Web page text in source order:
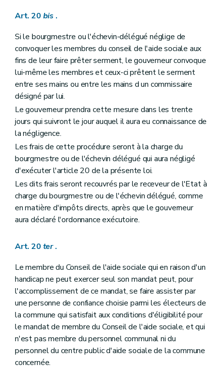
Art. 20 bis .
Si le bourgmestre ou l'échevin-délégué néglige de
convoquer les membres du conseil de l'aide sociale aux
fins de leur faire prêter serment, le gouverneur convoque
lui-même les membres et ceux-ci prêtent le serment
entre ses mains ou entre les mains d un commissaire
désigné par lui.
Le gouverneur prendra cette mesure dans les trente
jours qui suivront le jour auquel il aura eu connaissance de
la négligence.
Les frais de cette procédure seront à la charge du
bourgmestre ou de l'échevin délégué qui aura négligé
d'exécuter l'article 20 de la présente loi.
Les dits frais seront recouvrés par le receveur de l'Etat à
charge du bourgmestre ou de l'échevin délégué, comme
en matière d'impôts directs, après que le gouverneur
aura déclaré l'ordonnance exécutoire.
Art. 20 ter.
Le membre du Conseil de l'aide sociale qui en raison d'un
handicap ne peut exercer seul son mandat peut, pour
l'accomplissement de ce mandat, se faire assister par
une personne de confiance choisie parmi les électeurs de
la commune qui satisfait aux conditions d'éligibilité pour
le mandat de membre du Conseil de l'aide sociale, et qui
n'est pas membre du personnel communal ni du
personnel du centre public d'aide sociale de la commune
concernée.